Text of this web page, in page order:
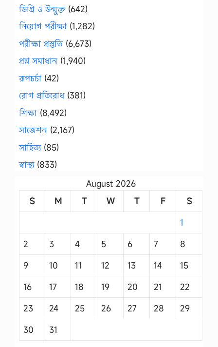
ডিগ্রি ও উন্মুক্ত (642)
নিয়োগ পরীক্ষা (1,282)
পরীক্ষা প্রস্তুতি (6,673)
প্রশ্ন সমাধান (1,940)
রূপচর্চা (42)
রোগ প্রতিরোধ(381)
শিক্ষা (8,492)
সাজেশন (2,167)
সাহিত্য(85)
স্বাস্থ্য(833)
August 2026
S
M T W T F
S
1
2
3 4 5 6 7
8
9
10 11 12 13 14
15
16
17 18 19 20 21
22
23
24 25 26 27 28
29
30
31